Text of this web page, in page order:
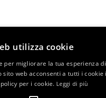
utilizza cookie
per migliorare la tua esperienza di
web acconsenti a tutti i cookie
per i cookie. Leggi di più